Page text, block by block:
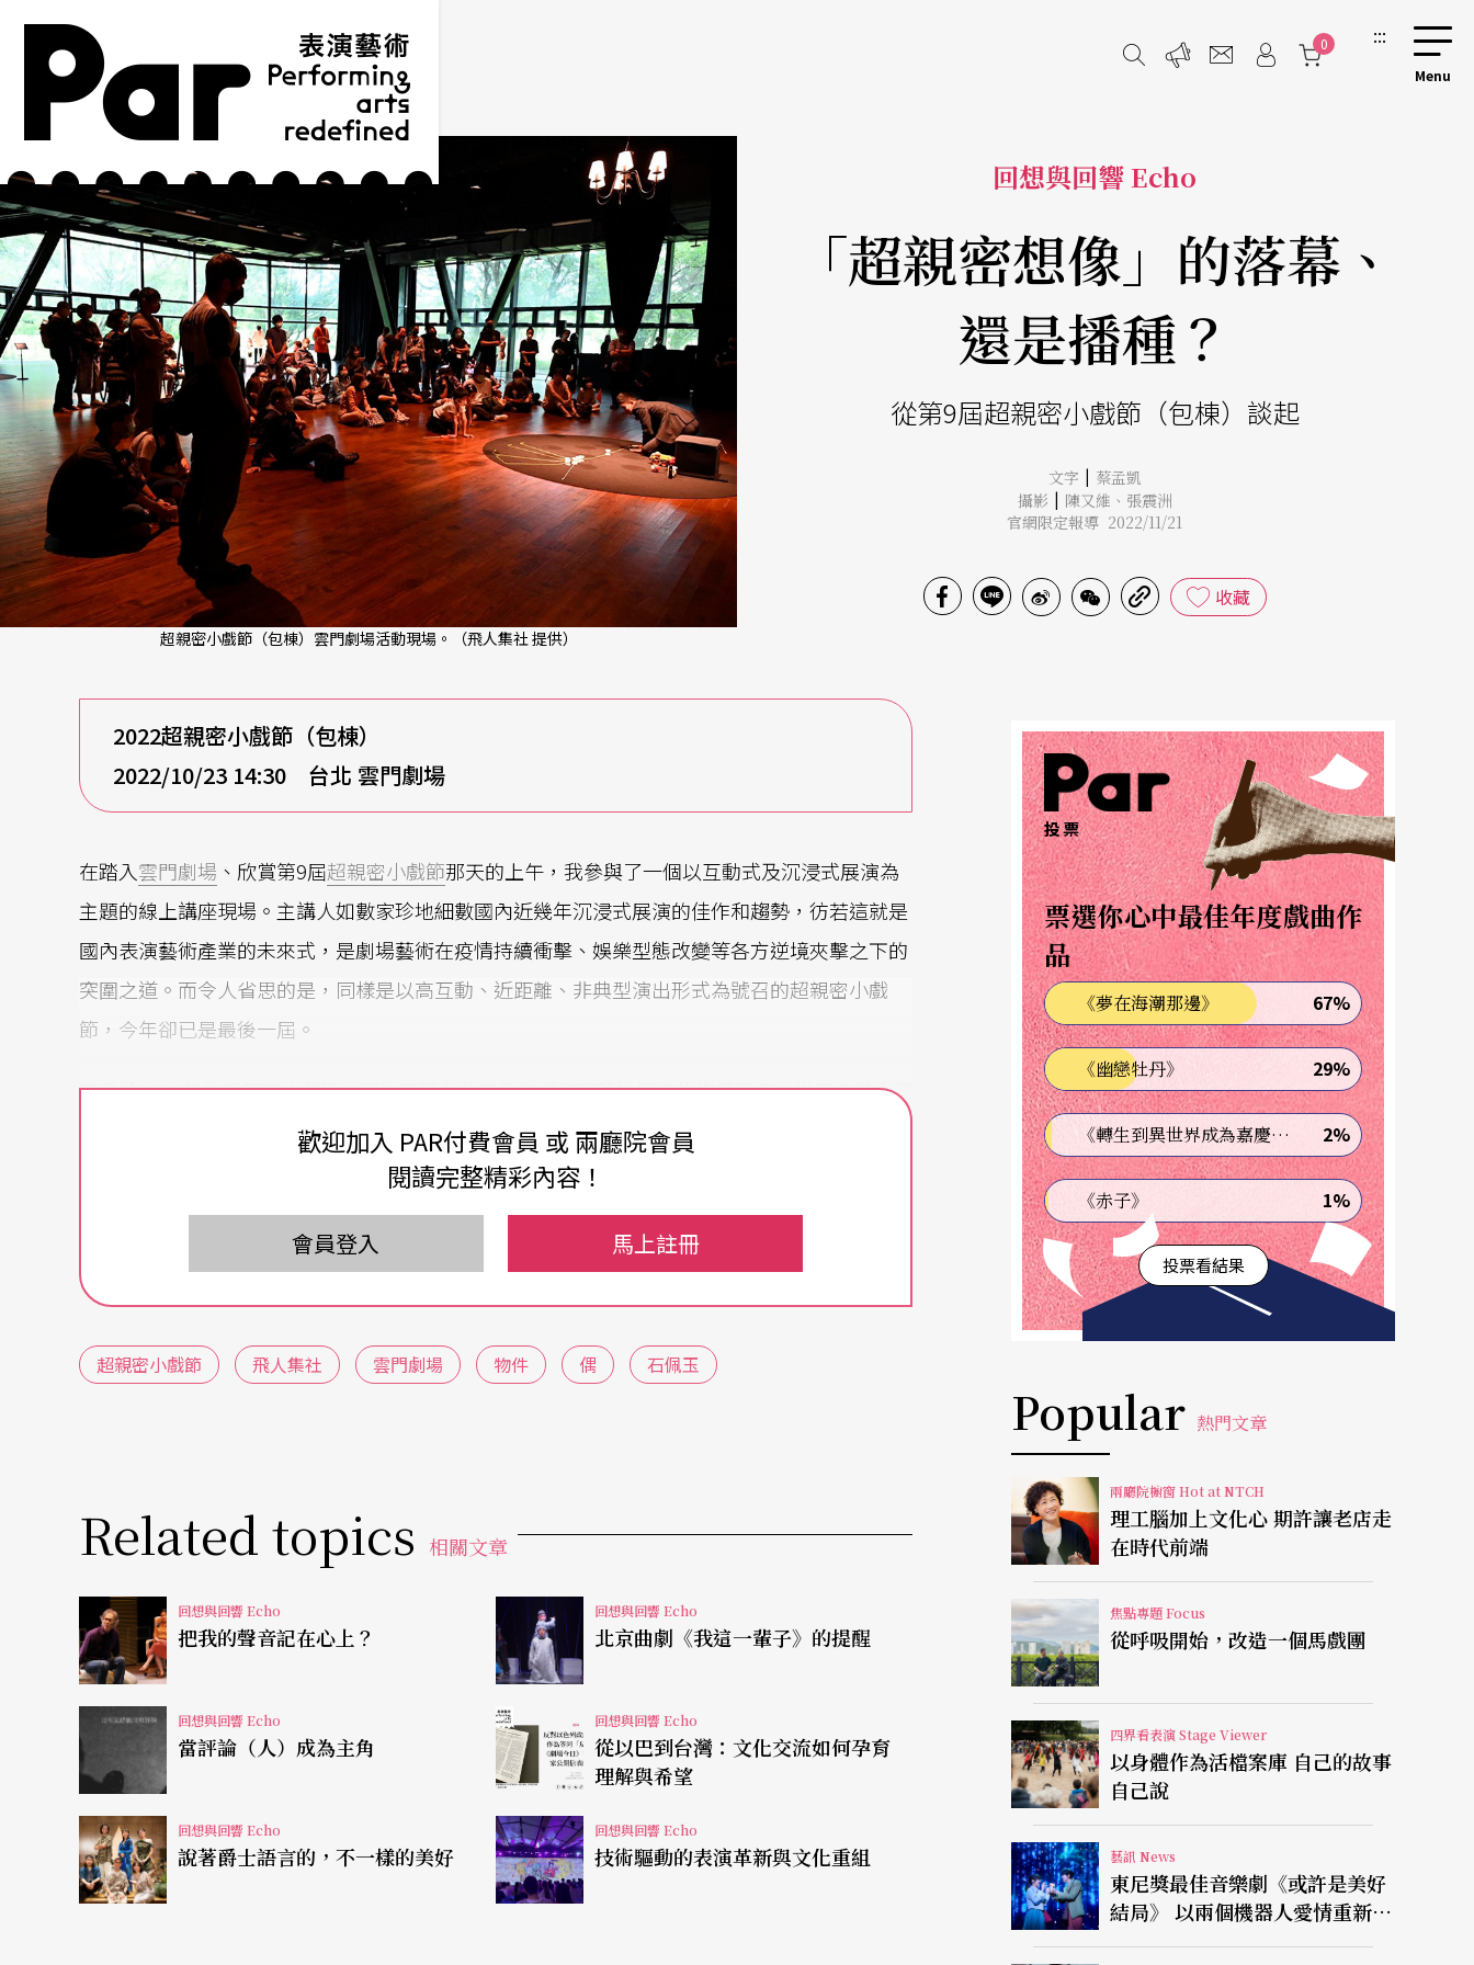
跳到主要內容區塊
網站導覽
0 :::
超親密小戲節（包棟）雲門劇場活動現場。（飛人集社 提供）
回想與回響 Echo
「超親密想像」的落幕、
還是播種？
從第9屆超親密小戲節（包棟）談起
文字 | 蔡孟凱
攝影 | 陳又維 、 張震洲
官網限定報導 2022/11/21
收藏
2022超親密小戲節（包棟）
2022/10/23 14:30 台北 雲門劇場
在踏入雲門劇場 、欣賞第9屆超親密小戲節那天的上午，我參與了一個以互動式及沉浸式展演為
主題的線上講座現場。主講人如數家珍地細數國內近幾年沉浸式展演的佳作和趨勢，彷若這就是
國內表演藝術產業的未來式，是劇場藝術在疫情持續衝擊、娛樂型態改變等各方逆境夾擊之下的
突圍之道。而令人省思的是，同樣是以高互動、近距離、非典型演出形式為號召的超親密小戲
節，今年卻已是最後一屆。
首發於2010年的超親密小戲節，可說是國內非典型劇場和實驗性展演的指標品牌。從最初結合微
型劇場與街區導覽的概念，將數個小型的物件、偶戲作品放置在咖啡館、圖書館，甚至是宮廟、
巷弄老屋之中；到今年結合線上與線下，劃出「包區」（晴光市場周邊）、「包廂」（雲劇
場），以及解構雲門劇場空間，以動態美術館為概念策畫的「包棟」。第9屆超親密小戲節透過
不同層次的觀看距離回應被疫情時代打亂的劇場生態，同時維繫多年如一日的關照——讓觀演雙
方保持著「親密」的距離，在空間與時間皆「小」的篇幅裡，經歷作品的誕生與覆滅。
2014年之後超親密小戲節改以雙年展的形式運作，自認劇場常客的我總是與它擦身而過，直到今
年，我才終於趕上第9屆超親密小戲節的「包棟」。沒想到這唯一的一次拜訪，竟已是這場奇幻
因為節目序與動線規劃的關係，演出時間最短（僅約10分鐘）、位置離驗票入口最近的《繭》
（余孟儒作品）；和放在相對位置、可不限時間體驗的《肌構》（鄭嘉音作品），很自然成為大
多觀眾最先選擇欣賞的展演。
《繭》中，飾演工匠的表演者一邊工作，一邊不自覺地喚醒一個四肢不全、消瘦如枯枝的偶，流
轉出人、物之間的幽微情感；《肌構》則引導觀眾把一個個鮮紅地嚇人的血包放上秤盤，恣意擺
弄人偶的四肢，營造詭譎又趣味的黑色幽默。
這兩個作品或許最為符合一般觀眾（譬如我）對於親密小戲節的既有期待——精巧但完整的篇
幅、物件與偶與演員編織的多元視角、和極近距離的觀演關係。他們溫柔地將觀眾的視線收束在
戲偶與物件的細節處，讓情節與表演者不再是唯一的焦點。那些文本之外的機關部件、滑輪繩
歡迎加入 PAR付費會員 或 兩廳院會員
閱讀完整精彩內容！
會員登入 馬上註冊
超親密小戲節 飛人集社 雲門劇場 物件 偶 石佩玉
Related topics 相關文章
回想與回響 Echo
把我的聲音記在心上？
回想與回響 Echo
北京曲劇《我這一輩子》的提醒
回想與回響 Echo
當評論（人）成為主角
回想與回響 Echo
從以巴到台灣：文化交流如何孕育
理解與希望
回想與回響 Echo
說著爵士語言的，不一樣的美好
回想與回響 Echo
技術驅動的表演革新與文化重組
投票
票選你心中最佳年度戲曲作
品
《夢在海潮那邊》 67%
《幽戀牡丹》 29%
《轉生到異世界成為嘉慶君—發現我的祖先是詐騙集團!?》 2%
《赤子》 1%
投票看結果
Popular 熱門文章
兩廳院櫥窗 Hot at NTCH
理工腦加上文化心 期許讓老店走
在時代前端
焦點專題 Focus
從呼吸開始，改造一個馬戲團
四界看表演 Stage Viewer
以身體作為活檔案庫 自己的故事
自己說
藝訊 News
東尼獎最佳音樂劇《或許是美好
結局》 以兩個機器人愛情重新凝
視有限人生